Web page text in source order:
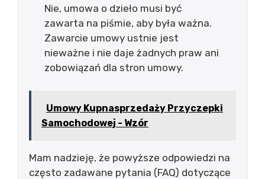
Nie, umowa o dzieło musi być
zawarta na piśmie, aby była ważna.
Zawarcie umowy ustnie jest
nieważne i nie daje żadnych praw ani
zobowiązań dla stron umowy.
Umowy Kupnasprzedaży Przyczepki
Samochodowej - Wzór
Mam nadzieję, że powyższe odpowiedzi na
często zadawane pytania (FAQ) dotyczące